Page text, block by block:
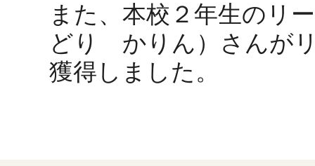
また、本校２年生の
どり かりん）さんが
獲得しました。